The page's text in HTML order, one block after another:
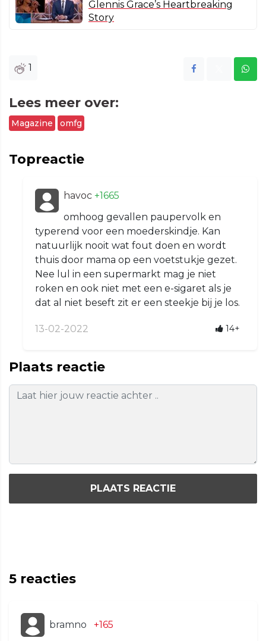
Glennis Grace’s Heartbreaking
Story
1
Lees meer over:
Magazine omfg
Topreactie
havoc +1665
omhoog gevallen paupervolk en
typerend voor een moederskindje. Kan
natuurlijk nooit wat fout doen en wordt
thuis door mama op een voetstukje gezet.
Nee lul in een supermarkt mag je niet
roken en ook niet met een e-sigaret als je
dat al niet beseft zit er een steekje bij je los.
13-02-2022 14+
Plaats reactie
PLAATS REACTIE
5 reacties
bramno +165